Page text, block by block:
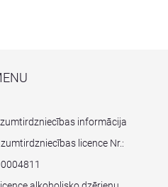
informācija
licence Nr.: